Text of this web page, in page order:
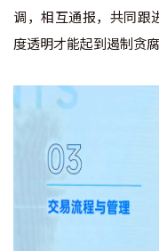
调，相互通报，共同跟
度透明才能起到遏制贪